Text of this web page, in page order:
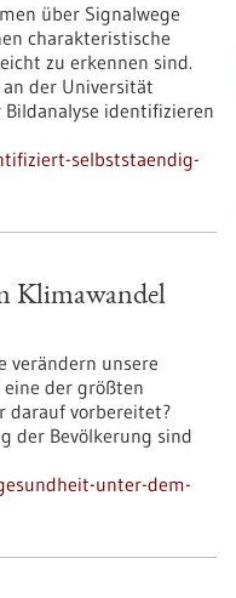
über Signalwege
charakteristische
zu erkennen sind.
der Universität
identifizieren
selbststaendig-
Klimawandel
verändern unsere
der größten
darauf vorbereitet?
der Bevölkerung sind
unter-dem-